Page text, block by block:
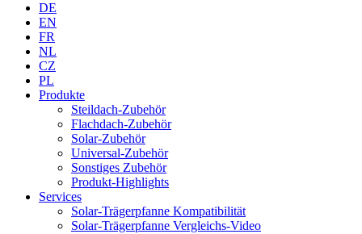
DE
EN
FR
NL
CZ
PL
Produkte
Steildach-Zubehör
Flachdach-Zubehör
Solar-Zubehör
Universal-Zubehör
Sonstiges Zubehör
Produkt-Highlights
Services
Solar-Trägerpfanne Kompatibilität
Solar-Trägerpfanne Vergleichs-Video